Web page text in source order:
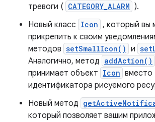
тревоги ( CATEGORY_ALARM ).
Новый класс Icon , который вы
прикрепить к своим
методов setSmallIcon() и
Аналогично, метод addAction()
принимает объект Icon вместо
идентификатора рисуемого
Новый метод
который позволяет вашим